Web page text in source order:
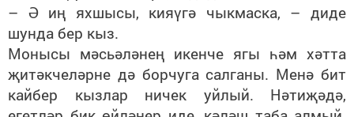
– Ә иң яхшысы, кияүгә чыкмаска, – диде
шунда бер кыз.
Монысы мәсьәләнең икенче ягы һәм хәтта
җитәкчеләрне дә борчуга салганы. Менә бит
кайбер кызлар ничек уйлый. Нәтиҗәдә,